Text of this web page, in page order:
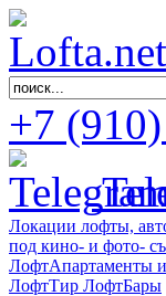
+7
Локации лофты,
под кино- и фото-
ЛофтАпартаменты
ЛофтТир ЛофтБары